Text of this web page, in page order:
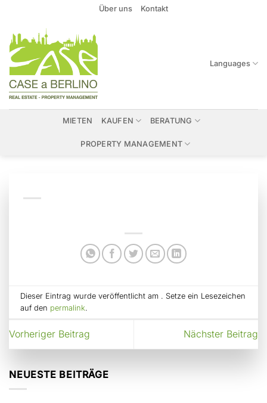
springen
Über uns Kontakt
Languages
MIETEN KAUFEN BERATUNG
PROPERTY MANAGEMENT
Dieser Eintrag wurde veröffentlicht am . Setze ein Lesezeichen
auf den permalink.
Vorheriger Beitrag Nächster Beitrag
NEUESTE BEITRÄGE